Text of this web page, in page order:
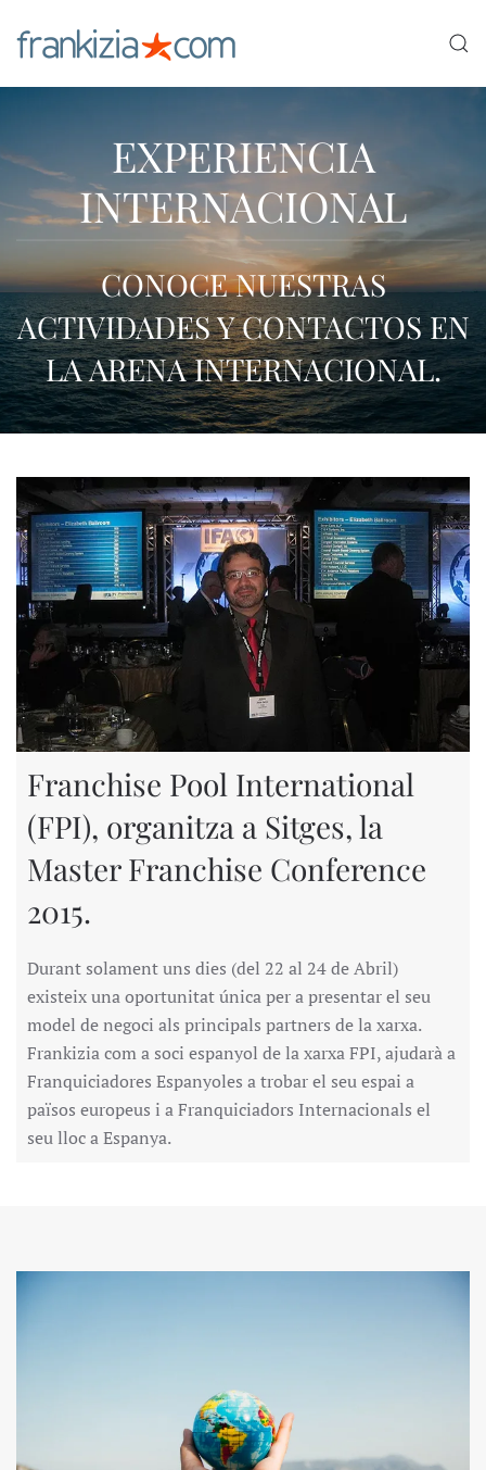
Ir al contenido principal
EXPERIENCIA
INTERNACIONAL
CONOCE NUESTRAS
ACTIVIDADES Y CONTACTOS EN
LA ARENA INTERNACIONAL.
Franchise Pool International
(FPI), organitza a Sitges, la
Master Franchise Conference
2015.
Durant solament uns dies (del 22 al 24 de Abril)
existeix una oportunitat única per a presentar el seu
model de negoci als principals partners de la xarxa.
Frankizia com a soci espanyol de la xarxa FPI, ajudarà a
Franquiciadores Espanyoles a trobar el seu espai a
països europeus i a Franquiciadors Internacionals el
seu lloc a Espanya.